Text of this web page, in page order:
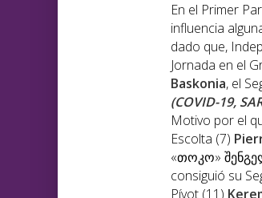
En el Primer
influencia
dado que,
Jornada en el
Baskonia, el
(COVID-19,
Motivo por el
Escolta (7)
«თოკო»
consiguió su
Pívot (11)